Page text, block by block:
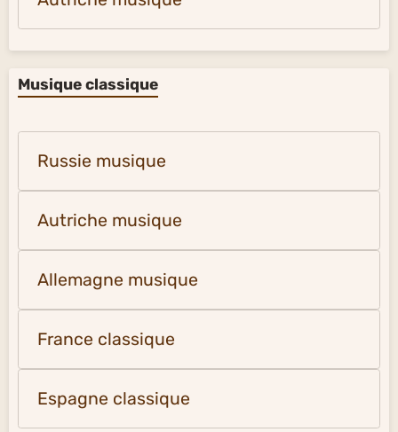
Musique classique
Russie musique
Autriche musique
Allemagne musique
France classique
Espagne classique